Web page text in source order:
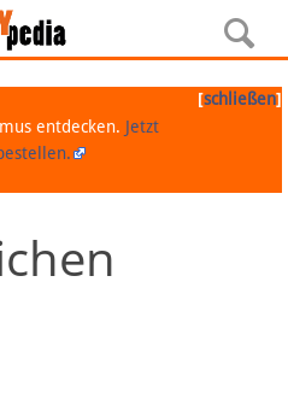
[schließen]
entdecken. Jetzt